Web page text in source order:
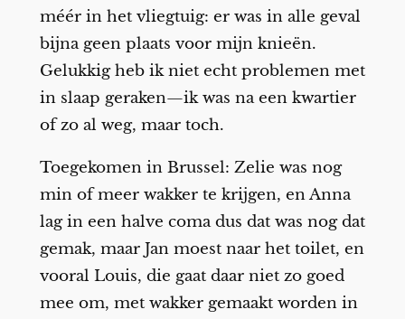
méér in het vliegtuig: er was in alle geval
bijna geen plaats voor mijn knieën.
Gelukkig heb ik niet echt problemen met
in slaap geraken—ik was na een kwartier
of zo al weg, maar toch.
Toegekomen in Brussel: Zelie was nog
min of meer wakker te krijgen, en Anna
lag in een halve coma dus dat was nog dat
gemak, maar Jan moest naar het toilet, en
vooral Louis, die gaat daar niet zo goed
mee om, met wakker gemaakt worden in